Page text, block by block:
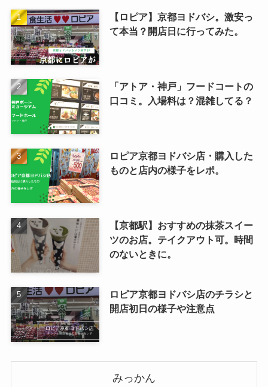
【ロピア】京都ヨドバシ。激安っ
て本当？開店日に行ってみた。
「アトア・神戸」フードコートの
口コミ。入場料は？混雑してる？
ロピア京都ヨドバシ店・購入した
ものと店内の様子をレポ。
【京都駅】おすすめの抹茶スイー
ツのお店。テイクアウト可。時間
のないときに。
ロピア京都ヨドバシ店のチラシと
開店初日の様子や注意点
みっかん